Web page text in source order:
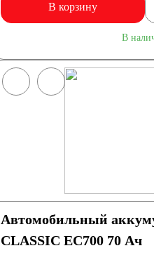
В корзину
В
Автомобильный
CLASSIC EC700 70 Ач